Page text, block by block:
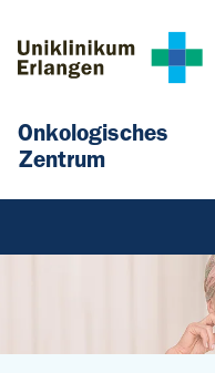
Onkologisches
Zentrum